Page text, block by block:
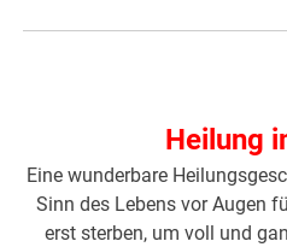
Heilung
Eine wunderbare
Sinn des Lebens vor Augen
erst sterben, um voll und